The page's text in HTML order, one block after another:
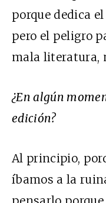
porque dedica
pero el peligro
mala literatura,
¿En algún
edición?
Al principio,
íbamos a la